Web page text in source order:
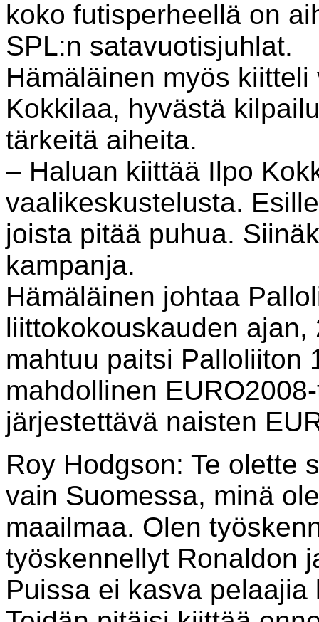
koko futisperheellä on
SPL:n satavuotisjuhlat.
Hämäläinen myös
Kokkilaa, hyvästä
tärkeitä aiheita.
– Haluan kiittää Ilpo
vaalikeskustelusta.
joista pitää puhua.
kampanja.
Hämäläinen johtaa
liittokokouskauden
mahtuu paitsi Palloliiton
mahdollinen
järjestettävä naisten
Roy Hodgson: Te olette
vain Suomessa, minä
maailmaa. Olen
työskennellyt Ronaldon
Puissa ei kasva